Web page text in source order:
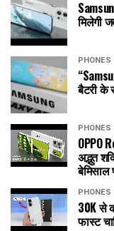
मिलेगी
PHONES
बैटरी के
PHONES
OPPO
अद्भुत
बेमिसाल
PHONES
30K से
फास्ट